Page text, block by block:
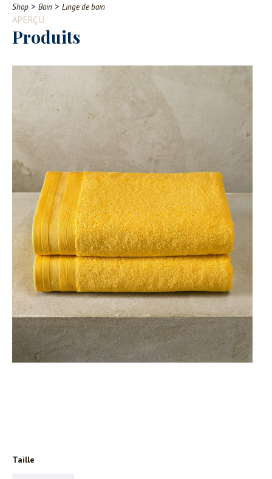
Contact
Shop > Bain > Linge de bain
APERÇU
Produits
Taille